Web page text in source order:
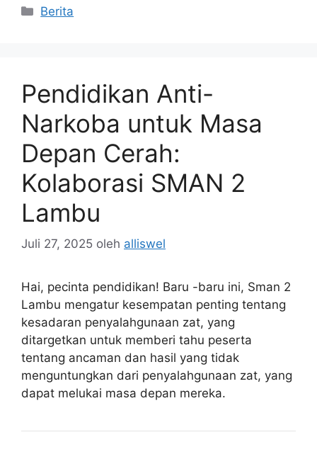
Kategori
Berita
Pendidikan Anti-
Narkoba untuk Masa
Depan Cerah:
Kolaborasi SMAN 2
Lambu
Juli 27, 2025 oleh alliswel
Hai, pecinta pendidikan! Baru -baru ini, Sman 2
Lambu mengatur kesempatan penting tentang
kesadaran penyalahgunaan zat, yang
ditargetkan untuk memberi tahu peserta
tentang ancaman dan hasil yang tidak
menguntungkan dari penyalahgunaan zat, yang
dapat melukai masa depan mereka.